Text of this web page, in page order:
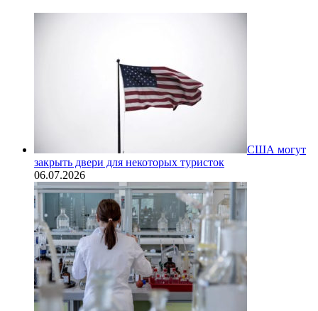
США могут
закрыть двери для некоторых туристок
06.07.2026